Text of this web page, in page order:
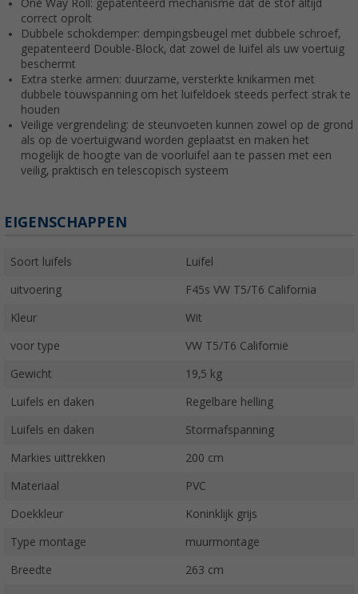
One Way Roll: gepatenteerd mechanisme dat de stof altijd
correct oprolt
Dubbele schokdemper: dempingsbeugel met dubbele schroef,
gepatenteerd Double-Block, dat zowel de luifel als uw voertuig
beschermt
Extra sterke armen: duurzame, versterkte knikarmen met
dubbele touwspanning om het luifeldoek steeds perfect strak te
houden
Veilige vergrendeling: de steunvoeten kunnen zowel op de grond
als op de voertuigwand worden geplaatst en maken het
mogelijk de hoogte van de voorluifel aan te passen met een
veilig, praktisch en telescopisch systeem
EIGENSCHAPPEN
Soort luifels Luifel
uitvoering F45s VW T5/T6 California
Kleur Wit
voor type VW T5/T6 Californië
Gewicht 19,5 kg
Luifels en daken Regelbare helling
Luifels en daken Stormafspanning
Markies uittrekken 200 cm
Materiaal PVC
Doekkleur Koninklijk grijs
Type montage muurmontage
Breedte 263 cm